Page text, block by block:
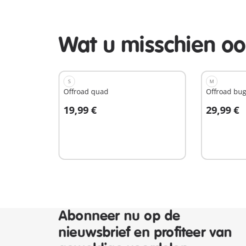
Wat u misschien
S
Offroad quad
19,99 €
In winkelwagen
M
Offroad
29,99 €
In
Abonneer nu op de
nieuwsbrief en profiteer van